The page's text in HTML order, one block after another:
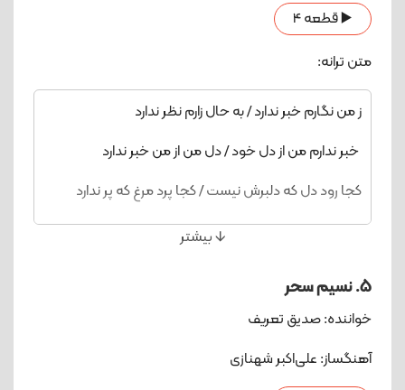
ای بت اصفهان زآن شراب جلفا ساغری در ده ما را / ما
غریبیم ای مه، ‌بر غریبان رحمی کن خدا را
▶️ قطعه 4
متن ترانه:
ز من نگارم خبر ندارد / به حال زارم نظر ندارد
خبر ندارم من از دل خود / دل من از من خبر ندارد
کجا رود دل که دلبرش نیست / کجا پرد مرغ که پر ندارد
امان از این عشق، فغان از این عشق /که غیر خون جگر ندارد
سحر ندارد
🡫 بیشتر
5. نسیم سحر
خواننده: صدیق تعریف
آهنگساز: علی‌اکبر شهنازی